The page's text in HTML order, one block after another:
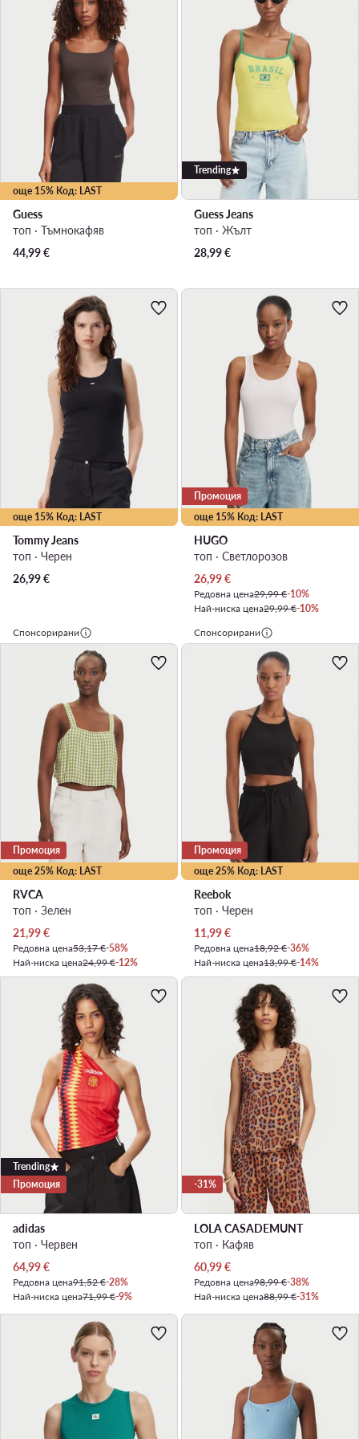
още 15% Код: LAST
Guess
топ · Тъмнокафяв
44,99€
Trending
Guess Jeans
топ · Жълт
28,99€
още 15% Код: LAST
Tommy Jeans
топ · Черен
26,99€
още 15% Код: LAST
Промоция
HUGO
топ · Светлорозов
Актуална цена
26,99€
Редовна цена29,99 €-10%
Най-ниска цена29,99 €-10%
Спонсорирани
още 25% Код: LAST
Промоция
RVCA
топ · Зелен
Актуална цена
21,99€
Редовна цена53,17 €-58%
Най-ниска цена24,99 €-12%
Спонсорирани
още 25% Код: LAST
Промоция
Reebok
топ · Черен
Актуална цена
11,99€
Редовна цена18,92 €-36%
Най-ниска цена13,99 €-14%
Trending
Промоция
adidas
топ · Червен
Актуална цена
64,99€
Редовна цена91,52 €-28%
Най-ниска цена71,99 €-9%
-31%
LOLA CASADEMUNT
топ · Кафяв
Актуална цена
60,99€
Редовна цена98,99 €-38%
Най-ниска цена88,99 €-31%